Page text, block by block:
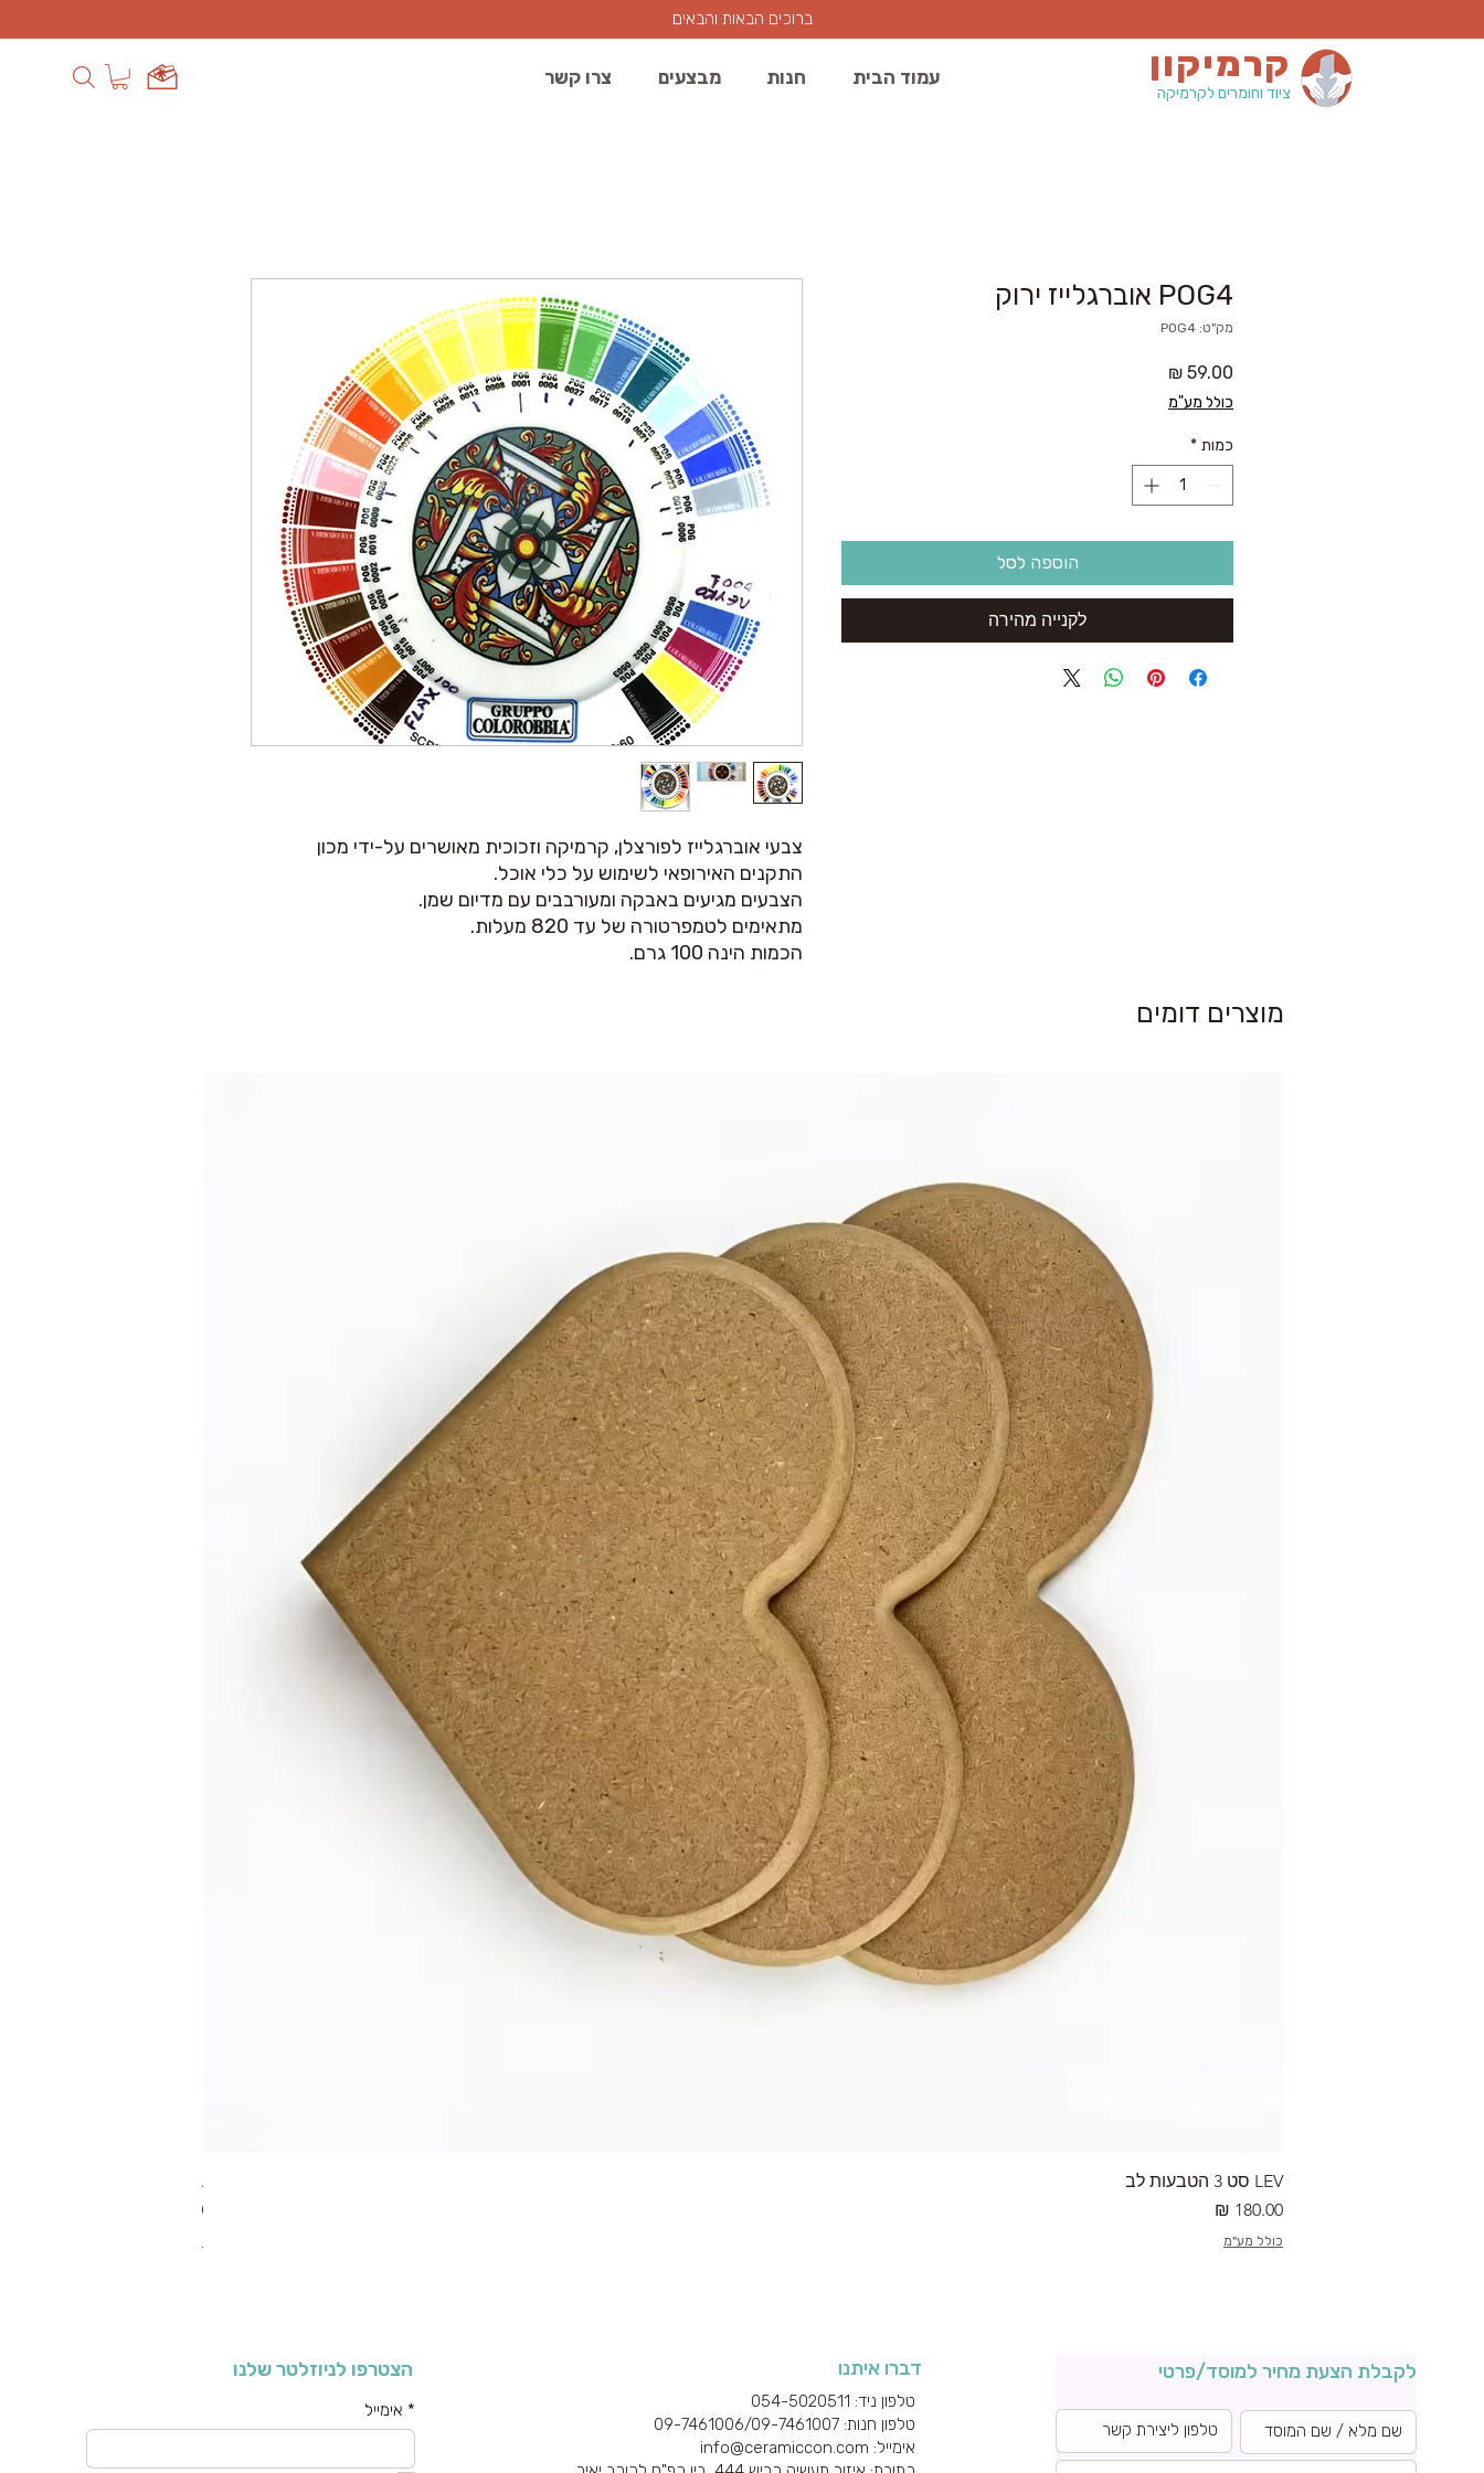
עמוד הבית חנות מבצעים צרו קשר קרמיקון
ציוד וחומרים לקרמיקה
ברוכים הבאות והבאים
צבעי אוברגלייז לפורצלן, קרמיקה וזכוכית מאושרים על-ידי מכון
התקנים האירופאי לשימוש על כלי אוכל.
הצבעים מגיעים באבקה ומעורבבים עם מדיום שמן.
מתאימים לטמפרטורה של עד 820 מעלות.
הכמות הינה 100 גרם.
POG4 אוברגלייז ירוק
מק"ט: POG4
כולל מע"מ
כמות *
הוספה לסל
לקנייה מהירה
מוצרים דומים
LEV סט 3 הטבעות לב
מחיר
כולל מע"מ
RA מערוך טקסטורה
מחיר רגיל
הצטרפו לניוזלטר שלנו
* אימייל
דברו איתנו
טלפון ניד: 054-5020511
טלפון חנות: 09-7461006/09-7461007
אימייל: info@ceramiccon.com
לקבלת הצעת מחיר למוסד/פרטי